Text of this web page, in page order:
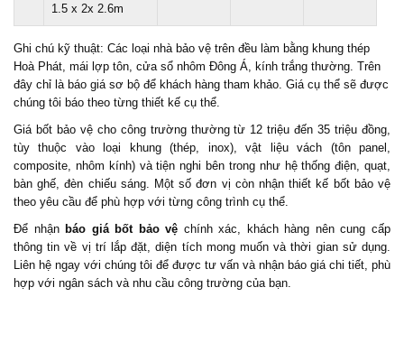
1.5 x 2x 2.6m
Ghi chú kỹ thuật: Các loại nhà bảo vệ trên đều làm bằng khung thép
Hoà Phát, mái lợp tôn, cửa sổ nhôm Đông Á, kính trắng thường. Trên
đây chỉ là báo giá sơ bộ để khách hàng tham khảo. Giá cụ thể sẽ được
chúng tôi báo theo từng thiết kế cụ thể.
Giá bốt bảo vệ cho công trường thường từ 12 triệu đến 35 triệu đồng,
tùy thuộc vào loại khung (thép, inox), vật liệu vách (tôn panel,
composite, nhôm kính) và tiện nghi bên trong như hệ thống điện, quạt,
bàn ghế, đèn chiếu sáng. Một số đơn vị còn nhận thiết kế bốt bảo vệ
theo yêu cầu để phù hợp với từng công trình cụ thể.
Để nhậnbáo giá bốt bảo vệ chính xác, khách hàng nên cung cấp
thông tin về vị trí lắp đặt, diện tích mong muốn và thời gian sử dụng.
Liên hệ ngay với chúng tôi để được tư vấn và nhận báo giá chi tiết, phù
hợp với ngân sách và nhu cầu công trường của bạn